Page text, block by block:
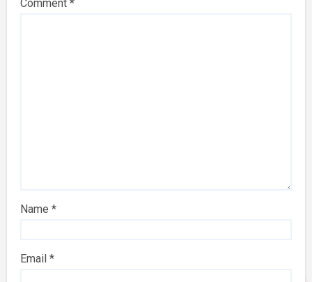
Comment*
Name*
Email*